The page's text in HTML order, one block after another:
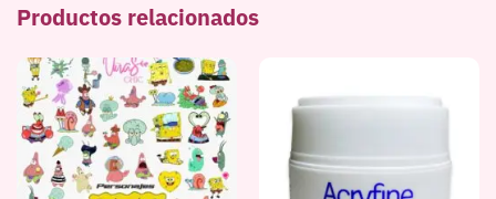
Productos relacionados